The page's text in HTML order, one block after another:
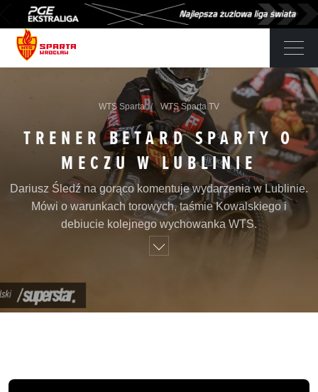
WTS Sparta WTS Sparta TV
TRENER BETARD SPARTY O
MECZU W LUBLINIE
Dariusz Śledź na gorąco komentuje wydarzenia w Lublinie.
Mówi o warunkach torowych, taśmie Kowalskiego i
debiucie kolejnego wychowanka WTS.